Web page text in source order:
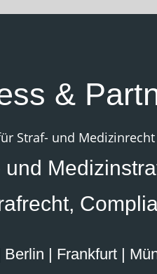
&
Straf- und Medizinrecht
| Frankfurt |